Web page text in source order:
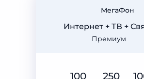
МегаФон
Премиум
Интернет + ТВ +
100 250